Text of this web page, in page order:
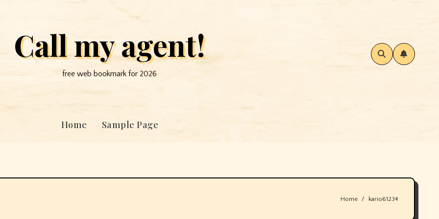
Call my agent!
free web bookmark for 2026
Home Sample Page
Home kario61234